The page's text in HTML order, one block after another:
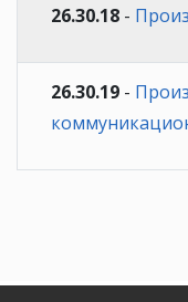
26.30.18 -
26.30.19 -